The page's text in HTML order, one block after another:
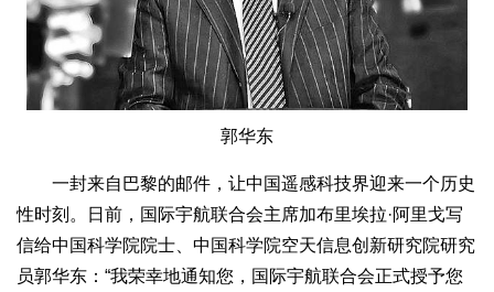
郭华东
一封来自巴黎的邮件，让中国遥感科技界迎来一个历史
性时刻。日前，国际宇航联合会主席加布里埃拉·阿里戈写
信给中国科学院院士、中国科学院空天信息创新研究院研究
员郭华东：“我荣幸地通知您，国际宇航联合会正式授予您